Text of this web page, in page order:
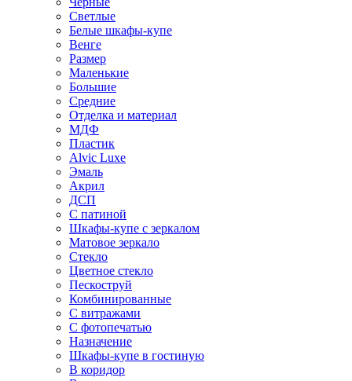
Светлые
Белые шкафы-купе
Венге
Размер
Маленькие
Большие
Средние
Отделка и материал
МДФ
Пластик
Alvic Luxe
Эмаль
Акрил
ДСП
С патиной
Шкафы-купе с зеркалом
Матовое зеркало
Стекло
Цветное стекло
Пескоструй
Комбинированные
С витражами
С фотопечатью
Назначение
Шкафы-купе в гостиную
В коридор